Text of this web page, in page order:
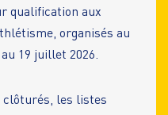
qualification aux
organisés au
19 juillet 2026.
clôturés, les listes